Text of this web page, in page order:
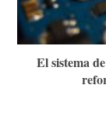
El sistema